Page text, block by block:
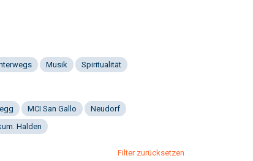
Musik Spiritualität
MCI San Gallo
Neudorf
Halden
Filter zurücksetzen